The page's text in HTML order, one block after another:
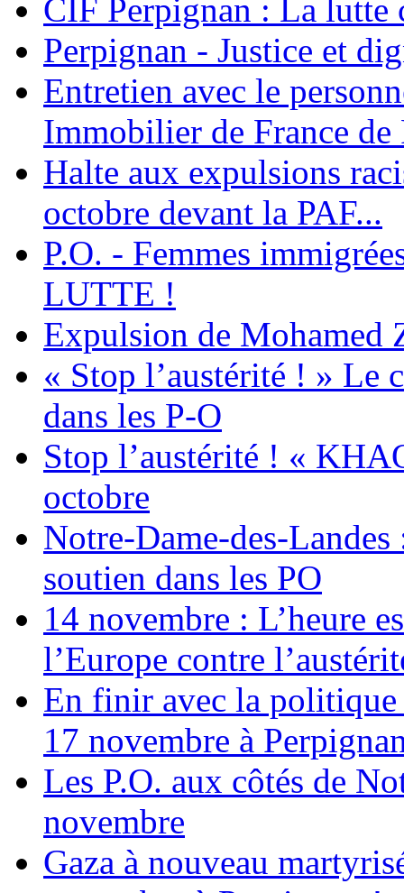
CIF Perpignan : La lutte
Perpignan - Justice et
Entretien avec le
Immobilier de France de
Halte aux expulsions
octobre devant la PAF...
P.O. - Femmes
LUTTE !
Expulsion de Mohamed
« Stop l’austérité ! » Le
dans les P-O
Stop l’austérité ! «
octobre
Notre-Dame-des-
soutien dans les PO
14 novembre : L’heure
l’Europe contre
En finir avec la politique
17 novembre à
Les P.O. aux côtés de
novembre
Gaza à nouveau